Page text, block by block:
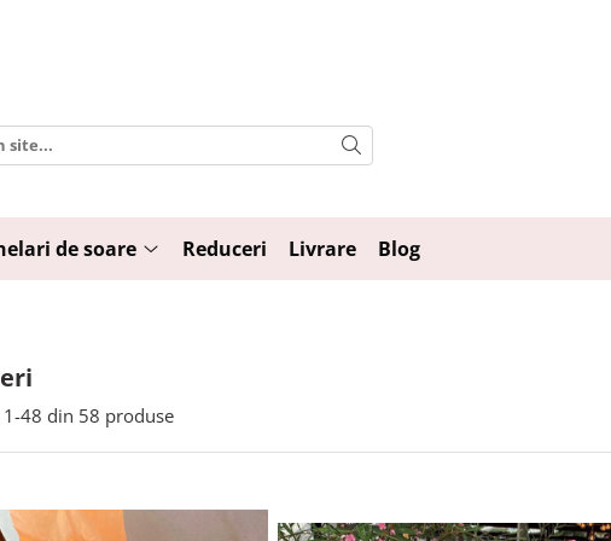
de soare Reduceri Livrare Blog
1-48 din 58 produse